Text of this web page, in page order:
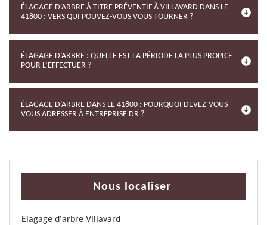
ÉLAGAGE D’ARBRE À TITRE PRÉVENTIF À VILLAVARD DANS LE
41800 : VERS QUI POUVEZ-VOUS VOUS TOURNER ?
ÉLAGAGE D’ARBRE : QUELLE EST LA PÉRIODE LA PLUS PROPICE
POUR L’EFFECTUER ?
ÉLAGAGE D’ARBRE DANS LE 41800 : POURQUOI DEVEZ-VOUS
VOUS ADRESSER À ENTREPRISE DR ?
Nous localiser
Elagage d'arbre Villavard